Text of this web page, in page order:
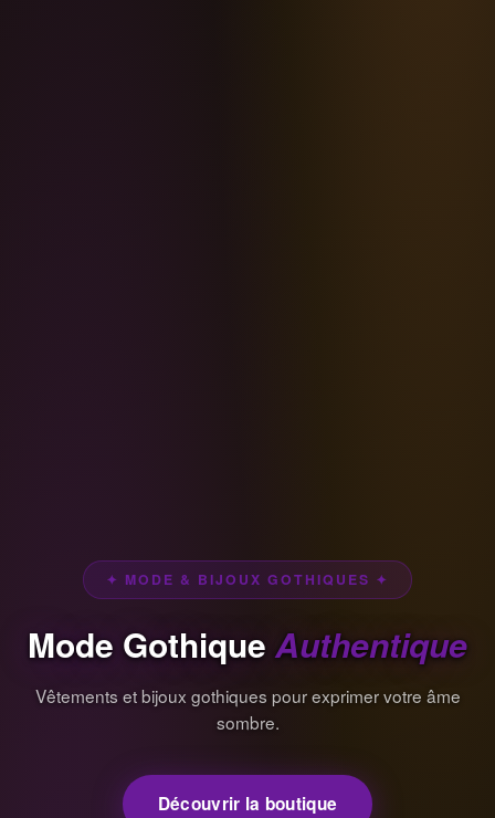
✦ MODE & BIJOUX GOTHIQUES ✦
Mode Gothique Authentique
Vêtements et bijoux gothiques pour exprimer votre âme
sombre.
Découvrir la boutique